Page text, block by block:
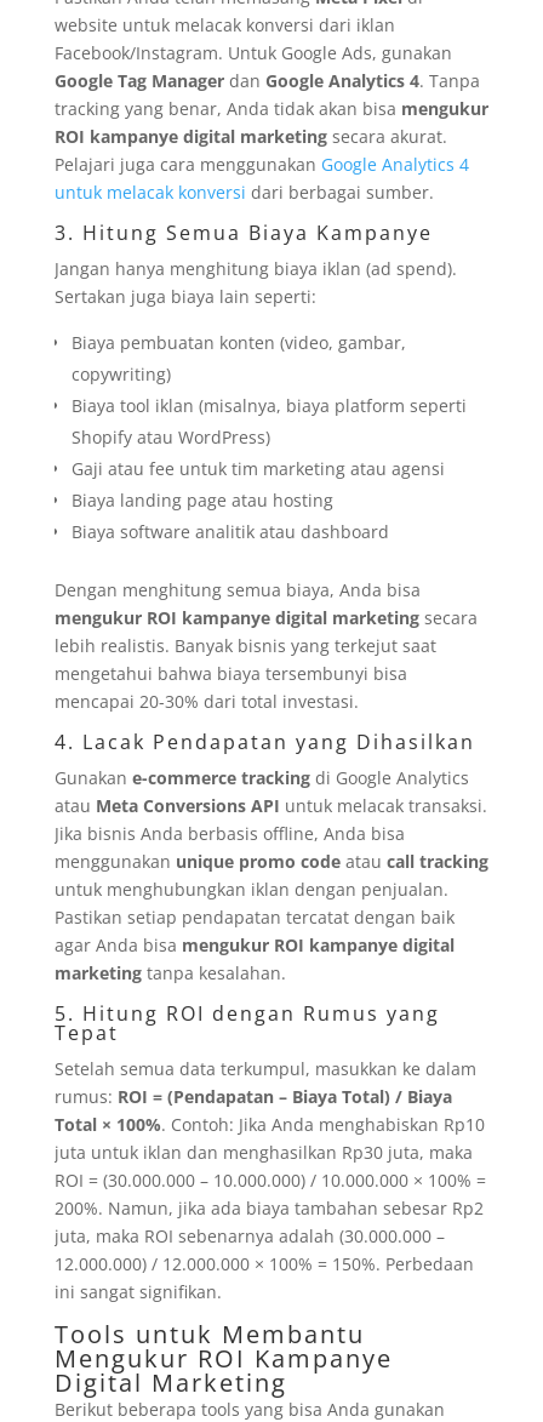
website untuk melacak konversi dari iklan
Facebook/Instagram. Untuk Google Ads, gunakan
Google Tag Managerdan Google Analytics 4. Tanpa
tracking yang benar, Anda tidak akan bisa mengukur
ROI kampanye digital marketingsecara akurat.
Pelajari juga cara menggunakan Google Analytics 4
untuk melacak konversi dari berbagai sumber.
3. Hitung Semua Biaya Kampanye
Jangan hanya menghitung biaya iklan (ad spend).
Sertakan juga biaya lain seperti:
Biaya pembuatan konten (video, gambar,
copywriting)
Biaya tool iklan (misalnya, biaya platform seperti
Shopify atau WordPress)
Gaji atau fee untuk tim marketing atau agensi
Biaya landing page atau hosting
Biaya software analitik atau dashboard
Dengan menghitung semua biaya, Anda bisa
mengukur ROI kampanye digital marketingsecara
lebih realistis. Banyak bisnis yang terkejut saat
mengetahui bahwa biaya tersembunyi bisa
mencapai 20-30% dari total investasi.
4. Lacak Pendapatan yang Dihasilkan
Gunakan e-commerce trackingdi Google Analytics
atau Meta Conversions API untuk melacak transaksi.
Jika bisnis Anda berbasis offline, Anda bisa
menggunakan unique promo codeatau call tracking
untuk menghubungkan iklan dengan penjualan.
Pastikan setiap pendapatan tercatat dengan baik
agar Anda bisa mengukur ROI kampanye digital
marketingtanpa kesalahan.
5. Hitung ROI dengan Rumus yang
Tepat
Setelah semua data terkumpul, masukkan ke dalam
rumus: ROI = (Pendapatan – Biaya Total) / Biaya
Total × 100%. Contoh: Jika Anda menghabiskan Rp10
juta untuk iklan dan menghasilkan Rp30 juta, maka
ROI = (30.000.000 – 10.000.000) / 10.000.000 × 100% =
200%. Namun, jika ada biaya tambahan sebesar Rp2
juta, maka ROI sebenarnya adalah (30.000.000 –
12.000.000) / 12.000.000 × 100% = 150%. Perbedaan
ini sangat signifikan.
Tools untuk Membantu
Mengukur ROI Kampanye
Digital Marketing
Berikut beberapa tools yang bisa Anda gunakan